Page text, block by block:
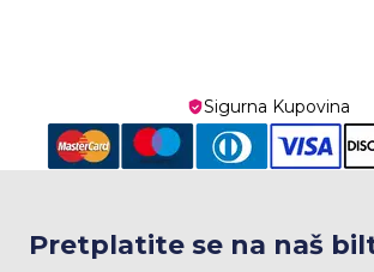
Sigurna Kupovina
Pretplatite se na naš